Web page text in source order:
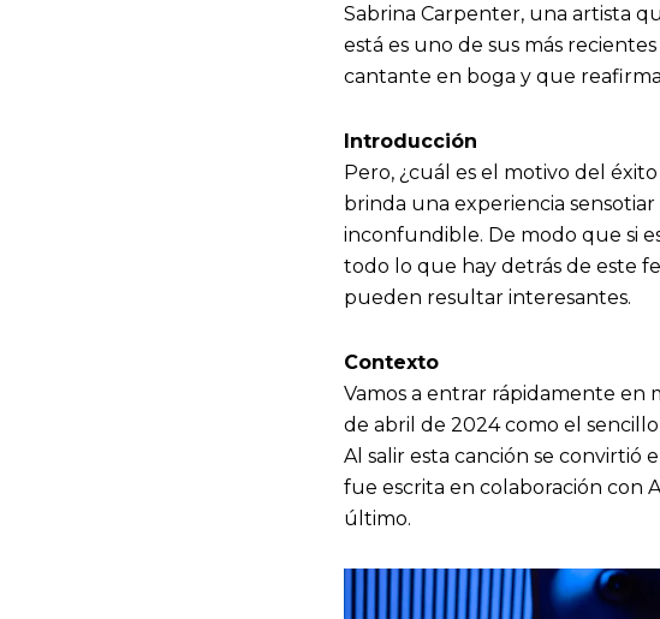
Sabrina Carpenter, una artista
está es uno de sus más
cantante en boga y que
Introducción
Pero, ¿cuál es el motivo del
brinda una experiencia
inconfundible. De modo que si
todo lo que hay detrás de este
pueden resultar interesantes.
Contexto
Vamos a entrar rápidamente en
de abril de 2024 como el
Al salir esta canción se convirtió
fue escrita en colaboración con
último.